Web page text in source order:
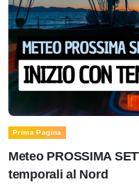
Prima Pagina
Meteo PROSSIMA
temporali al Nord